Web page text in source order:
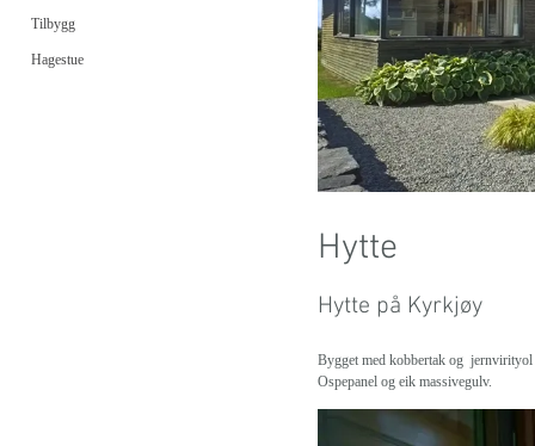
Tilbygg
Hagestue
Hytte
Hytte på Kyrkjøy
Bygget med kobbertak og
Ospepanel og eik massivegulv.